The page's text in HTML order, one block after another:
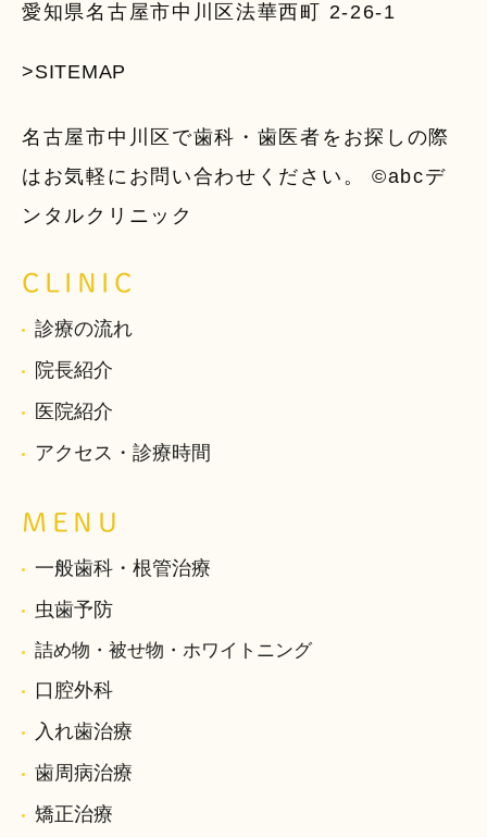
愛知県名古屋市中川区法華西町 2-26-1
>SITEMAP
名古屋市中川区で歯科・歯医者をお探しの際
はお気軽にお問い合わせください。 ©abcデ
ンタルクリニック
CLINIC
診療の流れ
院長紹介
医院紹介
アクセス・診療時間
MENU
一般歯科・根管治療
虫歯予防
詰め物・被せ物・ホワイトニング
口腔外科
入れ歯治療
歯周病治療
矯正治療